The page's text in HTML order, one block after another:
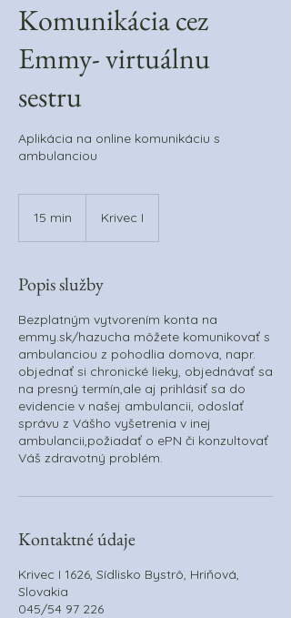
Komunikácia cez
Emmy- virtuálnu
sestru
Aplikácia na online komunikáciu s
ambulanciou
15 min
n
Krivec I
Popis služby
Bezplatným vytvorením konta na
emmy.sk/hazucha môžete komunikovať s
ambulanciou z pohodlia domova, napr.
objednať si chronické lieky, objednávať sa
na presný termín,ale aj prihlásiť sa do
evidencie v našej ambulancii, odoslať
správu z Vášho vyšetrenia v inej
ambulancii,požiadať o ePN či konzultovať
Váš zdravotný problém.
Kontaktné údaje
Krivec I 1626, Sídlisko Bystrô, Hriňová,
Slovakia
045/54 97 226